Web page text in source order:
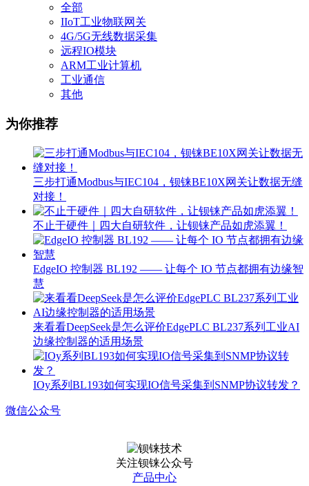
全部
IIoT工业物联网关
4G/5G无线数据采集
远程IO模块
ARM工业计算机
工业通信
其他
为你推荐
三步打通Modbus与IEC104，钡铼BE10X网关让数据无缝
对接！
不止于硬件｜四大自研软件，让钡铼产品如虎添翼！
EdgeIO 控制器 BL192 —— 让每个 IO 节点都拥有边缘智
慧
来看看DeepSeek是怎么评价EdgePLC BL237系列工业AI
边缘控制器的适用场景
IOy系列BL193如何实现IO信号采集到SNMP协议转发？
微信公众号
关注钡铼公众号
产品中心